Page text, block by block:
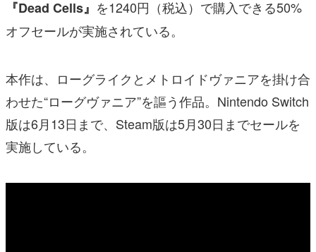
電ファミニコゲーマーとは？
運営：株式会社マレ
『Dead Cells』 を1240円（税込）で購入できる50%
オフセールが実施されている。
本作は、ローグライクとメトロイドヴァニアを掛け合
わせた“ローグヴァニア”を謳う作品。Nintendo Switch
版は6月13日まで、Steam版は5月30日までセールを
実施している。